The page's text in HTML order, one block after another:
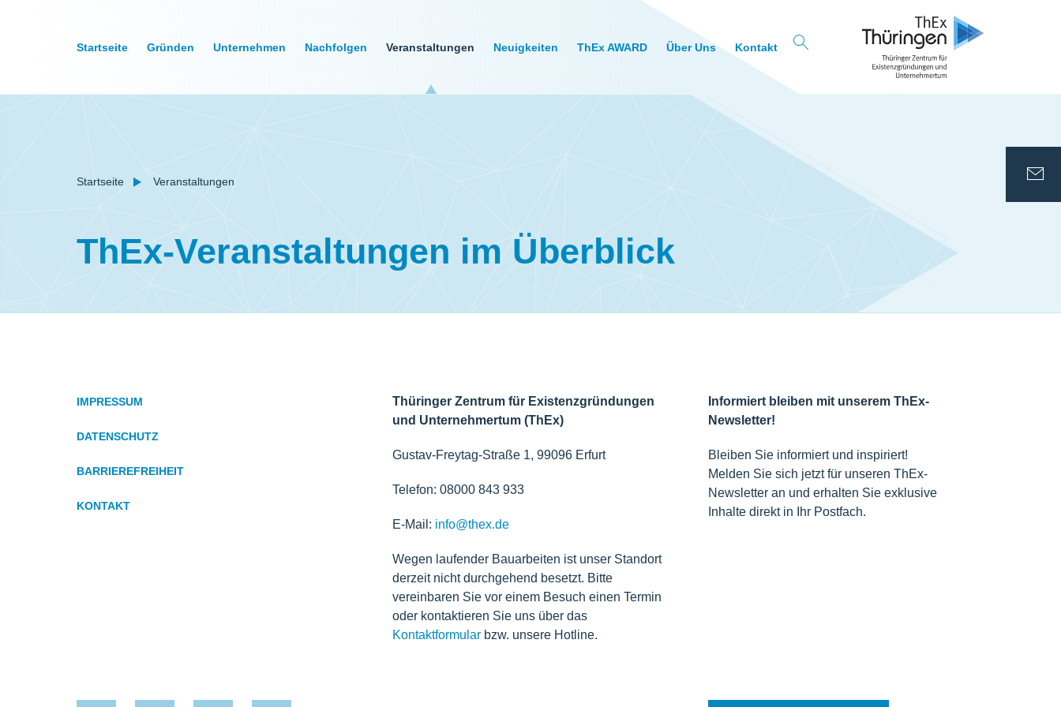
Startseite Gründen Unternehmen Nachfolgen Veranstaltungen Neuigkeiten ThEx AWARD Über Uns Kontakt
Startseite Veranstaltungen
ThEx-Veranstaltungen im Überblick
IMPRESSUM
DATENSCHUTZ
BARRIEREFREIHEIT
KONTAKT
Thüringer Zentrum für Existenzgründungen
und Unternehmertum (ThEx)
Gustav-Freytag-Straße 1, 99096 Erfurt
Telefon: 08000 843 933
E-Mail: info@thex.de
Wegen laufender Bauarbeiten ist unser Standort
derzeit nicht durchgehend besetzt. Bitte
vereinbaren Sie vor einem Besuch einen Termin
oder kontaktieren Sie uns über das
Kontaktformularbzw. unsere Hotline.
Informiert bleiben mit unserem ThEx-
Newsletter!
Bleiben Sie informiert und inspiriert!
Melden Sie sich jetzt für unseren ThEx-
Newsletter an und erhalten Sie exklusive
Inhalte direkt in Ihr Postfach.